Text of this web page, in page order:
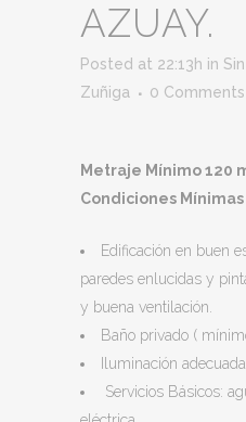
AZUAY.
Posted at 22:13h in
Zuñiga
0 Comments
Metraje Mínimo 120
Condiciones Mínimas
Edificación en buen
paredes enlucidas y
y buena ventilación.
Baño privado (
Iluminación
Servicios Básicos: